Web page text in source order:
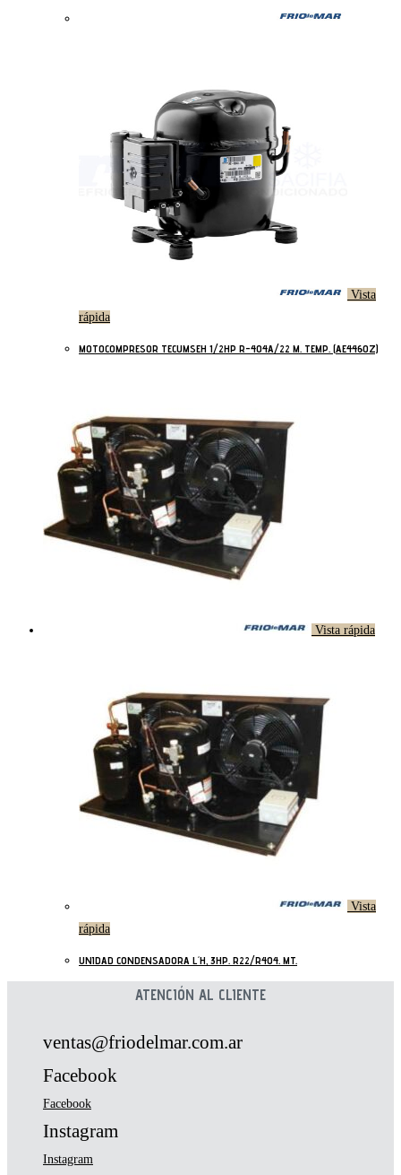
Vista
rápida
MOTOCOMPRESOR TECUMSEH 1/2HP R-404A/22 M. TEMP. (AE4460Z)
Vista rápida
Vista
rápida
UNIDAD CONDENSADORA L´H, 3HP. R22/R404. MT.
ATENCIÓN AL CLIENTE
ventas@friodelmar.com.ar
Facebook
Facebook
Instagram
Instagram